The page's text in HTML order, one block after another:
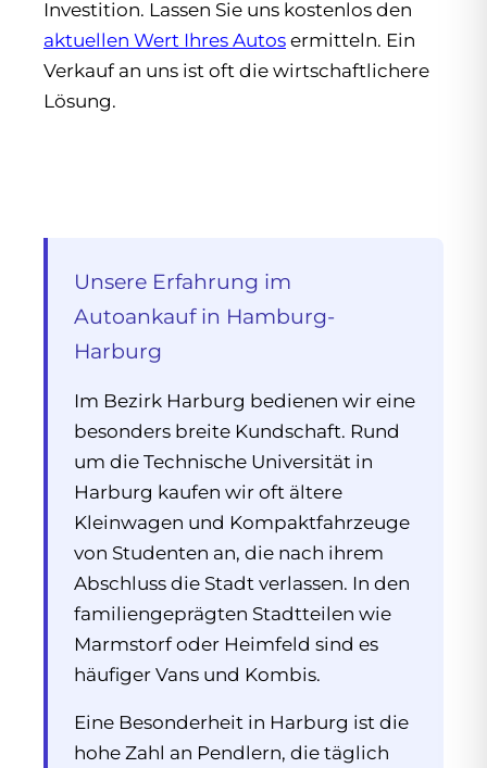
Investition. Lassen Sie uns kostenlos den
aktuellen Wert Ihres Autos ermitteln. Ein
Verkauf an uns ist oft die wirtschaftlichere
Lösung.
Unsere Erfahrung im
Autoankauf in Hamburg-
Harburg
Im Bezirk Harburg bedienen wir eine
besonders breite Kundschaft. Rund
um die Technische Universität in
Harburg kaufen wir oft ältere
Kleinwagen und Kompaktfahrzeuge
von Studenten an, die nach ihrem
Abschluss die Stadt verlassen. In den
familiengeprägten Stadtteilen wie
Marmstorf oder Heimfeld sind es
häufiger Vans und Kombis.
Eine Besonderheit in Harburg ist die
hohe Zahl an Pendlern, die täglich